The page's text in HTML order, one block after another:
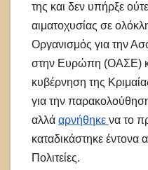
της και δεν υπήρξε
αιματοχυσίας σε
Οργανισμός για την
στην Ευρώπη (ΟΑΣΕ)
κυβέρνηση της
για την
αλλά αρνήθηκε να το
καταδικάστηκε έντονα
Πολιτείες.